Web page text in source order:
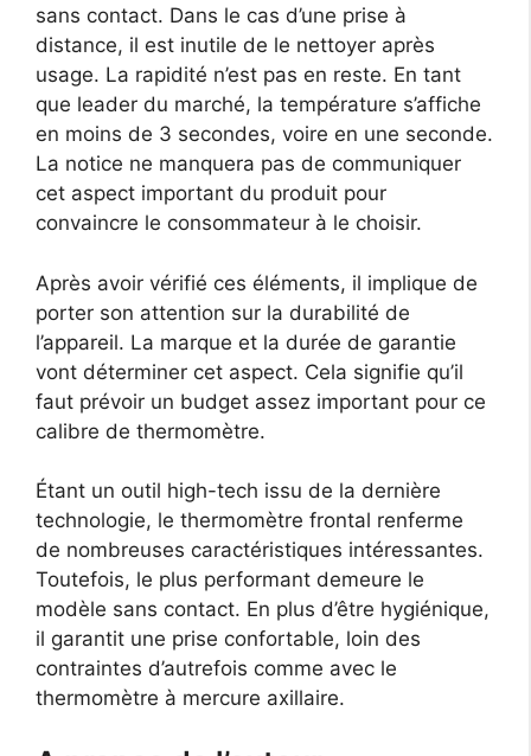
sans contact. Dans le cas d’une prise à
distance, il est inutile de le nettoyer après
usage. La rapidité n’est pas en reste. En tant
que leader du marché, la température s’affiche
en moins de 3 secondes, voire en une seconde.
La notice ne manquera pas de communiquer
cet aspect important du produit pour
convaincre le consommateur à le choisir.
Après avoir vérifié ces éléments, il implique de
porter son attention sur la durabilité de
l’appareil. La marque et la durée de garantie
vont déterminer cet aspect. Cela signifie qu’il
faut prévoir un budget assez important pour ce
calibre de thermomètre.
Étant un outil high-tech issu de la dernière
technologie, le thermomètre frontal renferme
de nombreuses caractéristiques intéressantes.
Toutefois, le plus performant demeure le
modèle sans contact. En plus d’être hygiénique,
il garantit une prise confortable, loin des
contraintes d’autrefois comme avec le
thermomètre à mercure axillaire.